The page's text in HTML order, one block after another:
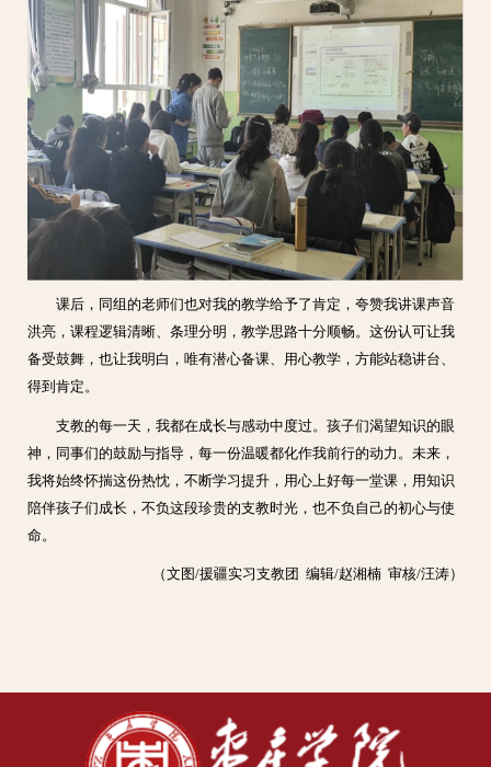
课后，同组的老师们也对我的教学给予了肯定，夸赞我讲课声音
洪亮，课程逻辑清晰、条理分明，教学思路十分顺畅。这份认可让我
备受鼓舞，也让我明白，唯有潜心备课、用心教学，方能站稳讲台、
得到肯定。
支教的每一天，我都在成长与感动中度过。孩子们渴望知识的眼
神，同事们的鼓励与指导，每一份温暖都化作我前行的动力。未来，
我将始终怀揣这份热忱，不断学习提升，用心上好每一堂课，用知识
陪伴孩子们成长，不负这段珍贵的支教时光，也不负自己的初心与使
命。
（文图/援疆实习支教团 编辑/赵湘楠 审核/汪涛）